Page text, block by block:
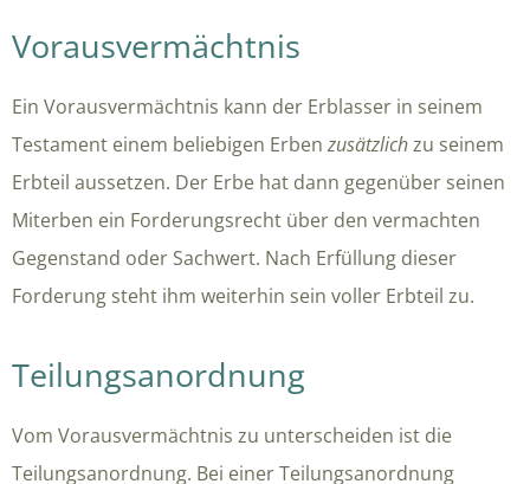
Vorausvermächtnis
Ein Vorausvermächtnis kann der Erblasser in seinem
Testament einem beliebigen Erbenzusätzlichzu seinem
Erbteil aussetzen. Der Erbe hat dann gegenüber seinen
Miterben ein Forderungsrecht über den vermachten
Gegenstand oder Sachwert. Nach Erfüllung dieser
Forderung steht ihm weiterhin sein voller Erbteil zu.
Teilungsanordnung
Vom Vorausvermächtnis zu unterscheiden ist die
Teilungsanordnung. Bei einer Teilungsanordnung